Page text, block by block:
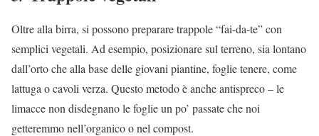
Oltre alla birra, si possono preparare trappole “fai-da-te” con
semplici vegetali. Ad esempio, posizionare sul terreno, sia lontano
dall’orto che alla base delle giovani piantine, foglie tenere, come
lattuga o cavoli verza. Questo metodo è anche antispreco – le
limacce non disdegnano le foglie un po’ passate che noi
getteremmo nell’organico o nel compost.